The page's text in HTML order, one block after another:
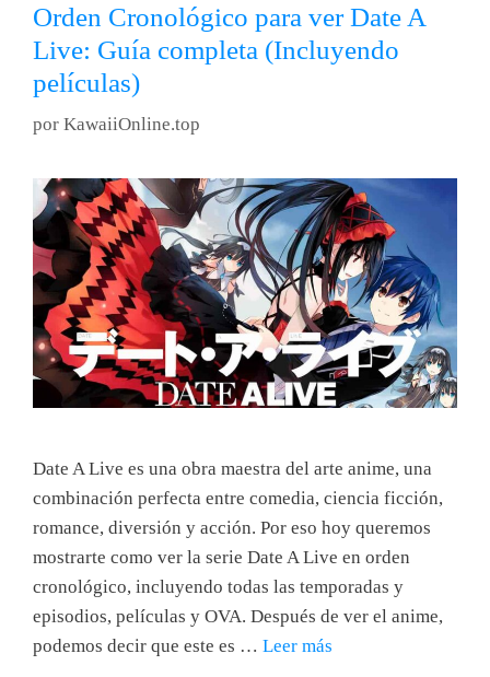
Orden Cronológico para ver Date A
Live: Guía completa (Incluyendo
películas)
por KawaiiOnline.top
Date A Live es una obra maestra del arte anime, una
combinación perfecta entre comedia, ciencia ficción,
romance, diversión y acción. Por eso hoy queremos
mostrarte como ver la serie Date A Live en orden
cronológico, incluyendo todas las temporadas y
episodios, películas y OVA. Después de ver el anime,
podemos decir que este es … Leer más